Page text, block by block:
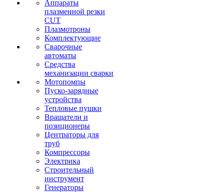
Аппараты
плазменной резки
CUT
Плазмотроны
Комплектующие
Сварочные
автоматы
Средства
механизации сварки
Мотопомпы
Пуско-зарядные
устройства
Тепловые пушки
Вращатели и
позиционеры
Центраторы для
труб
Компрессоры
Электрика
Строительный
инструмент
Генераторы